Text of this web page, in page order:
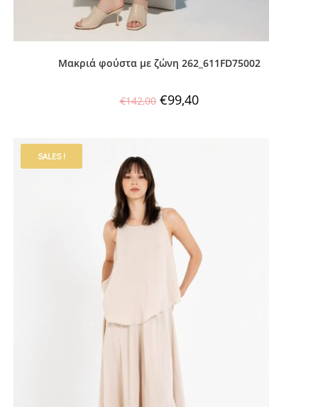
Μακριά φούστα με ζώνη 262_611FD75002
€142,00 €99,40
SALES !